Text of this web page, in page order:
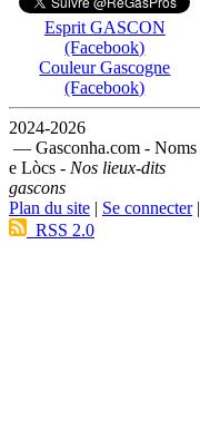
Esprit GASCON
(Facebook)
Couleur Gascogne
(Facebook)
2024-2026
— Gasconha.com - Noms
e Lòcs - Nos lieux-dits
gascons
Plan du site | Se connecter|
RSS 2.0